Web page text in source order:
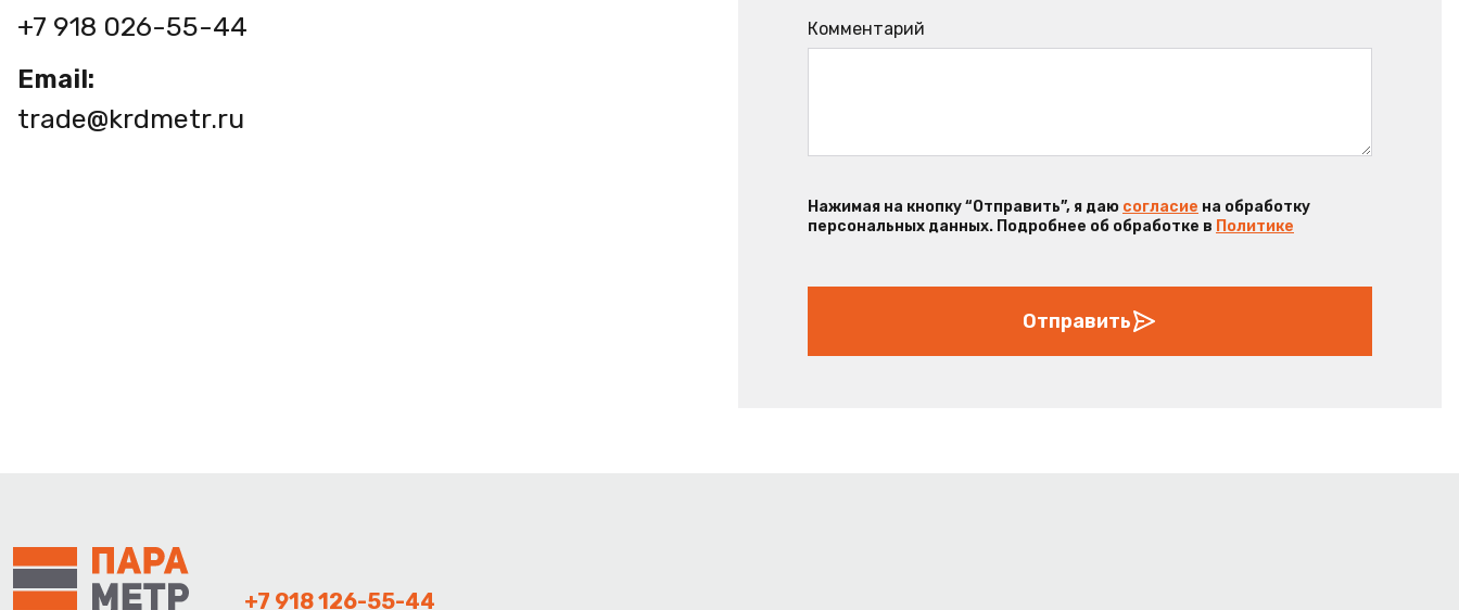
+7 918 026-55-44
Email:
trade@krdmetr.ru
Комментарий
Нажимая на кнопку “Отправить”, я даю согласие на обработку
персональных данных. Подробнее об обработке в Политике
Отправить
+7 918 126-55-44